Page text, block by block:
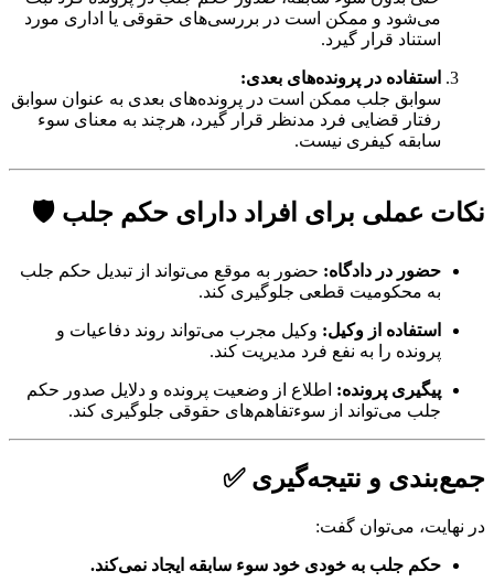
می‌شود و ممکن است در بررسی‌های حقوقی یا اداری مورد
استناد قرار گیرد.
استفاده در پرونده‌های بعدی:
سوابق جلب ممکن است در پرونده‌های بعدی به عنوان سوابق
رفتار قضایی فرد مدنظر قرار گیرد، هرچند به معنای سوء
سابقه کیفری نیست.
نکات عملی برای افراد دارای حکم جلب 🛡️
حضور در دادگاه: حضور به موقع می‌تواند از تبدیل حکم جلب
به محکومیت قطعی جلوگیری کند.
استفاده از وکیل: وکیل مجرب می‌تواند روند دفاعیات و
پرونده را به نفع فرد مدیریت کند.
پیگیری پرونده: اطلاع از وضعیت پرونده و دلایل صدور حکم
جلب می‌تواند از سوءتفاهم‌های حقوقی جلوگیری کند.
جمع‌بندی و نتیجه‌گیری ✅
در نهایت، می‌توان گفت:
حکم جلب به خودی خود سوء سابقه ایجاد نمی‌کند.